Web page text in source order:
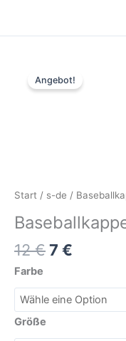
Angebot!
Start / s-de /
12€
Preis
7 €
Preis
Farbe
Größe
Menge